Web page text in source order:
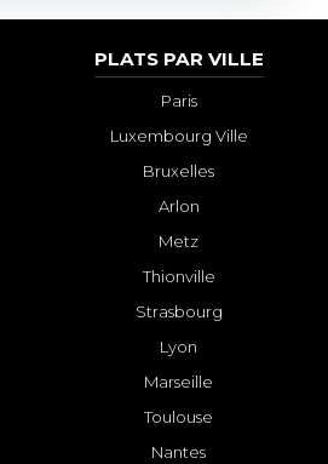
PLATS PAR VILLE
Paris
Luxembourg Ville
Bruxelles
Arlon
Metz
Thionville
Strasbourg
Lyon
Marseille
Toulouse
Nantes